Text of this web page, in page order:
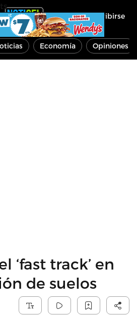
Inscribirse
Economía Opiniones
‘fast track’ en
de suelos